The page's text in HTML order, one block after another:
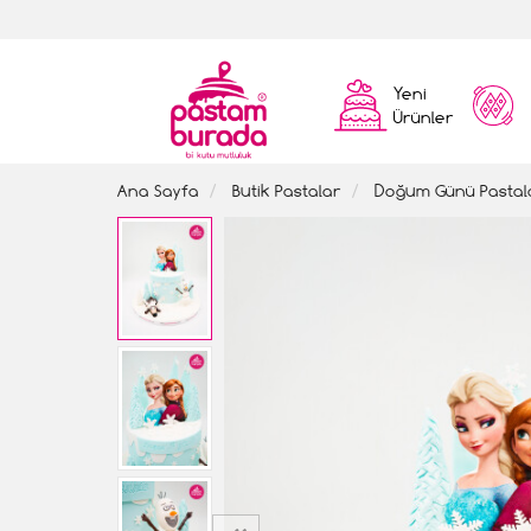
Yeni
Ürünler
Ana Sayfa Butik Pastalar Doğum Günü